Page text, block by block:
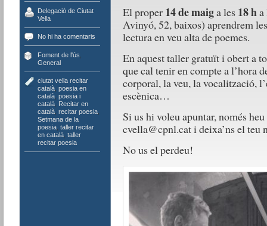
Delegació de Ciutat
Vella
No hi ha comentaris
Foment de l'ús
General
ciutat vella recitar
català, poesia en
català, poesia i
català, Recitar en
català, recitar poesia,
Setmana de la
poesia, taller recitar
en català, taller
recitar poesia
El proper 14 de maiga les 18 ha
Avinyó, 52, baixos) aprendrem
lectura en veu alta de poemes.
En aquest taller gratuït i obert a
que cal tenir en compte a l’hora
corporal, la veu, la vocalització,
escènica…
Si us hi voleu apuntar, només
cvella@cpnl.cat i deixa’ns el teu
No us el perdeu!